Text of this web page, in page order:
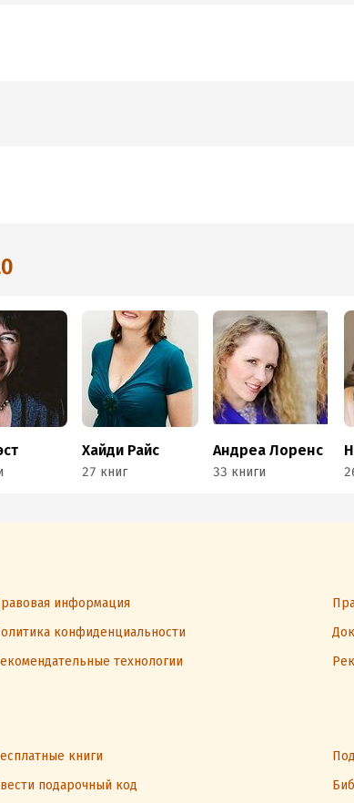
Хайди Райс
27 книг
Андреа Лоренс
33 книги
информация
конфиденциальности
технологии
книги
подарочный код